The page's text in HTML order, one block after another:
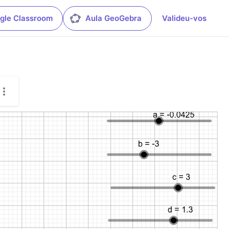
Classroom Aula GeoGebra Valideu-vos